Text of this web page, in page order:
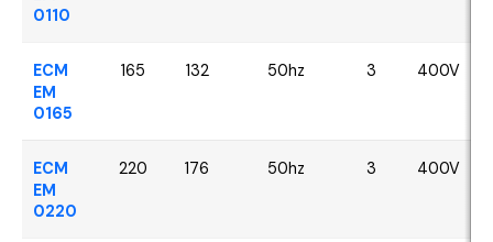
0110
ECM
EM
0165
165 132 50hz 3 400V
ECM
EM
0220
220 176 50hz 3 400V